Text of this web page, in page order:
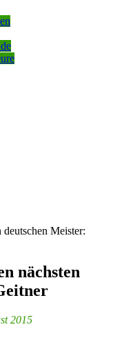
deutschen Meister:
nächsten
2015